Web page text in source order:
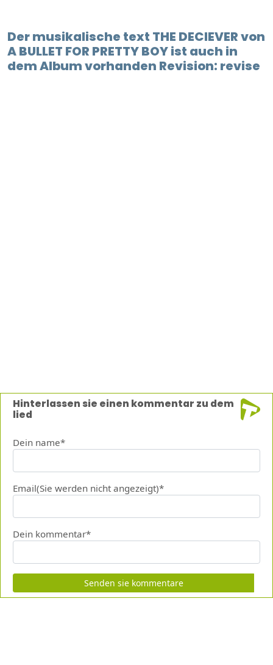
Der musikalische text THE DECIEVER von
A BULLET FOR PRETTY BOY ist auch in
dem Album vorhanden Revision: revise
Hinterlassen sie einen kommentar zu dem
lied
Dein name*
Email(Sie werden nicht angezeigt)*
Dein kommentar*
Senden sie kommentare